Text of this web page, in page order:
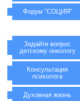
Форум "СОЦИЯ"
Задайте вопрос
детскому онкологу
Консультация
психолога
Духовная жизнь